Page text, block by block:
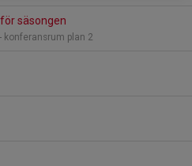
säsongen
konferansrum plan 2